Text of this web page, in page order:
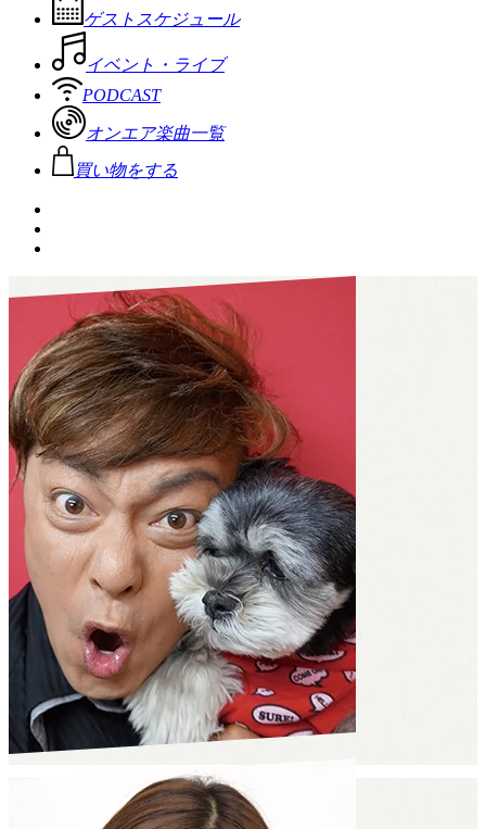
ゲストスケジュール
イベント・ライブ
PODCAST
オンエア楽曲一覧
買い物をする